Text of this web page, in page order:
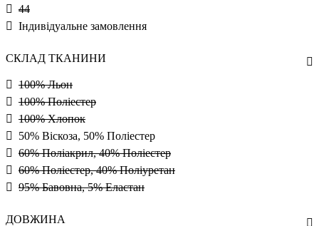
44
Індивідуальне замовлення
СКЛАД ТКАНИНИ
100% Льон
100% Поліестер
100% Хлопок
50% Віскоза, 50% Поліестер
60% Поліакрил, 40% Поліестер
60% Поліестер, 40% Поліуретан
95% Бавовна, 5% Еластан
ДОВЖИНА